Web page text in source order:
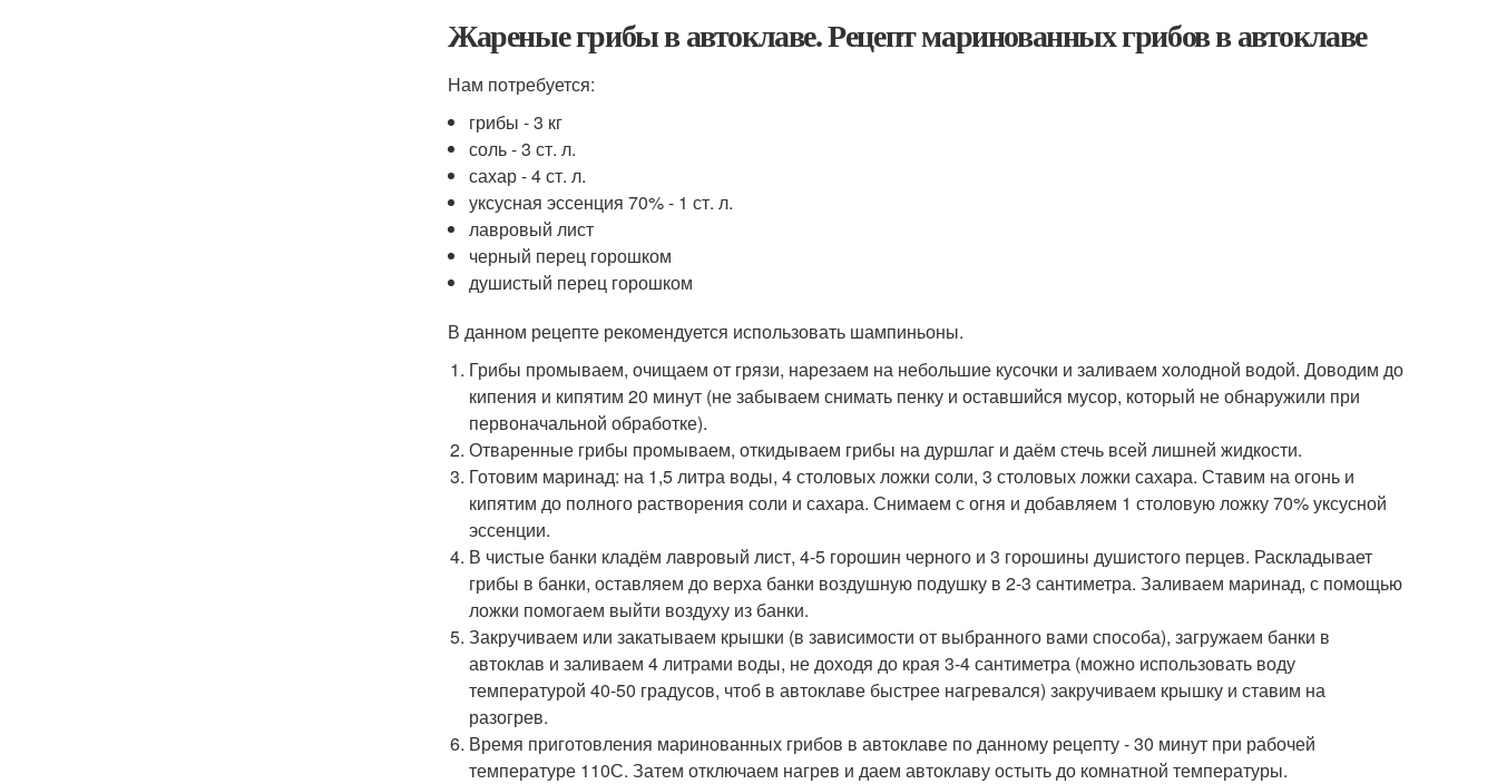
Жареные грибы в автоклаве. Рецепт маринованных грибов в автоклаве
Нам потребуется:
грибы - 3 кг
соль - 3 ст. л.
сахар - 4 ст. л.
уксусная эссенция 70% - 1 ст. л.
лавровый лист
черный перец горошком
душистый перец горошком
В данном рецепте рекомендуется использовать шампиньоны.
Грибы промываем, очищаем от грязи, нарезаем на небольшие кусочки и заливаем холодной водой. Доводим до
кипения и кипятим 20 минут (не забываем снимать пенку и оставшийся мусор, который не обнаружили при
первоначальной обработке).
Отваренные грибы промываем, откидываем грибы на дуршлаг и даём стечь всей лишней жидкости.
Готовим маринад: на 1,5 литра воды, 4 столовых ложки соли, 3 столовых ложки сахара. Ставим на огонь и
кипятим до полного растворения соли и сахара. Снимаем с огня и добавляем 1 столовую ложку 70% уксусной
эссенции.
В чистые банки кладём лавровый лист, 4-5 горошин черного и 3 горошины душистого перцев. Раскладывает
грибы в банки, оставляем до верха банки воздушную подушку в 2-3 сантиметра. Заливаем маринад, с помощью
ложки помогаем выйти воздуху из банки.
Закручиваем или закатываем крышки (в зависимости от выбранного вами способа), загружаем банки в
автоклав и заливаем 4 литрами воды, не доходя до края 3-4 сантиметра (можно использовать воду
температурой 40-50 градусов, чтоб в автоклаве быстрее нагревался) закручиваем крышку и ставим на
разогрев.
Время приготовления маринованных грибов в автоклаве по данному рецепту - 30 минут при рабочей
температуре 110С. Затем отключаем нагрев и даем автоклаву остыть до комнатной температуры.